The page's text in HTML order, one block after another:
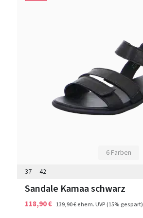
6 Farben
37
42
Sandale Kamaa schwarz
118,90 € 139,90 €ehem. UVP(15% gespart)